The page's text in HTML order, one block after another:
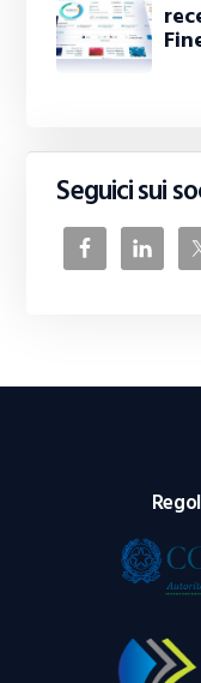
Seguici sui